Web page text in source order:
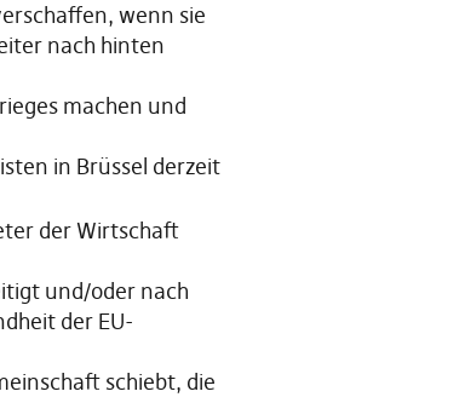
wenn sie
nach hinten
machen und
in Brüssel derzeit
der Wirtschaft
und/oder nach
der EU-
schiebt, die